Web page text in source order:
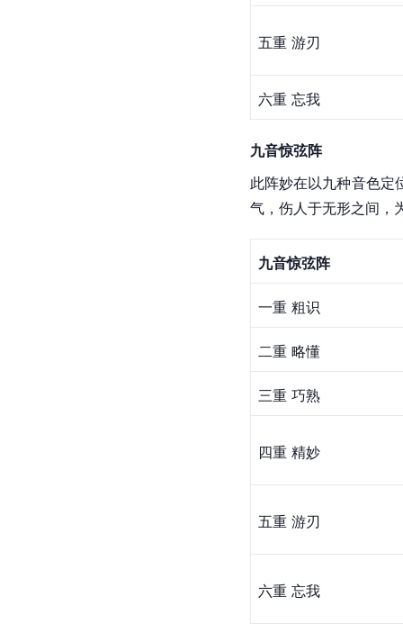
五重 游刃
六重 忘我
九音惊弦阵
此阵妙在以九种音色定
气，伤人于无形之间，
九音惊弦阵
一重 粗识
二重 略懂
三重 巧熟
四重 精妙
五重 游刃
六重 忘我